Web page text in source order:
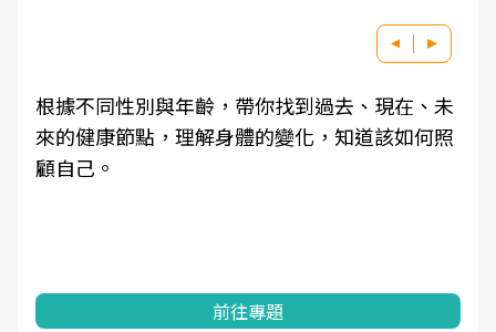
根據不同性別與年齡，帶你找到過去、現在、未
來的健康節點，理解身體的變化，知道該如何照
顧自己。
前往專題